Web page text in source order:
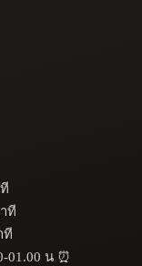
ที
ที
01.00 น ⏰